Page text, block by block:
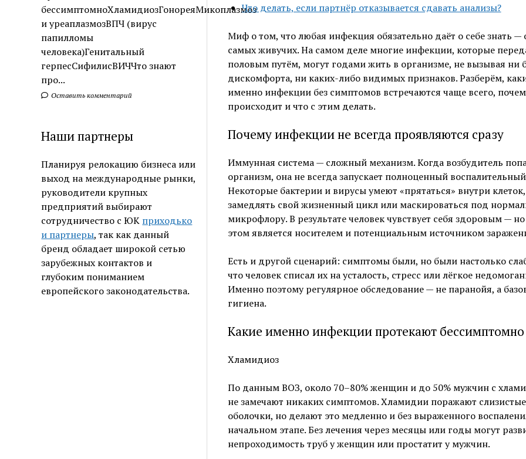
бессимптомноХламидиозГонореяМикоплазмоз
и уреаплазмозВПЧ (вирус
папилломы
человека)Генитальный
герпесСифилисВИЧЧто знают
про...
Оставить комментарий
Наши партнеры
Планируя релокацию бизнеса или
выход на международные рынки,
руководители крупных
предприятий выбирают
сотрудничество с ЮК приходько
и партнеры, так как данный
бренд обладает широкой сетью
зарубежных контактов и
глубоким пониманием
европейского законодательства.
Что делать, если партнёр отказывается сдавать анализы?
Миф о том, что любая инфекция обязательно даёт о себе знать —
самых живучих. На самом деле многие инфекции, которые
половым путём, могут годами жить в организме, не вызывая ни
дискомфорта, ни каких-либо видимых признаков. Разберём,
именно инфекции без симптомов встречаются чаще всего,
происходит и что с этим делать.
Почему инфекции не всегда проявляются сразу
Иммунная система — сложный механизм. Когда возбудитель
организм, она не всегда запускает полноценный воспалительный
Некоторые бактерии и вирусы умеют «прятаться» внутри клеток,
замедлять свой жизненный цикл или маскироваться под
микрофлору. В результате человек чувствует себя здоровым —
этом является носителем и потенциальным источником
Есть и другой сценарий: симптомы были, но были настолько
что человек списал их на усталость, стресс или лёгкое
Именно поэтому регулярное обследование — не паранойя, а
гигиена.
Какие именно инфекции протекают бессимптомно
Хламидиоз
По данным ВОЗ, около 70–80% женщин и до 50% мужчин с
не замечают никаких симптомов. Хламидии поражают слизистые
оболочки, но делают это медленно и без выраженного
начальном этапе. Без лечения через месяцы или годы могут
непроходимость труб у женщин или простатит у мужчин.